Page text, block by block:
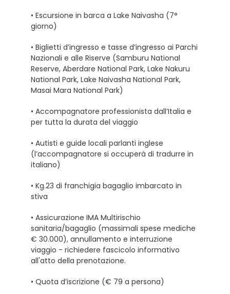
• Escursione in barca a Lake Naivasha (7°
giorno)
• Biglietti d’ingresso e tasse d’ingresso ai Parchi
Nazionali e alle Riserve (Samburu National
Reserve, Aberdare National Park, Lake Nakuru
National Park, Lake Naivasha National Park,
Masai Mara National Park)
• Accompagnatore professionista dall’Italia e
per tutta la durata del viaggio
• Autisti e guide locali parlanti inglese
(l’accompagnatore si occuperà di tradurre in
italiano)
• Kg.23 di franchigia bagaglio imbarcato in
stiva
• Assicurazione IMA Multirischio
sanitaria/bagaglio (massimali spese mediche
€ 30.000), annullamento e interruzione
viaggio - richiedere fascicolo informativo
all'atto della prenotazione.
• Quota d’iscrizione (€ 79 a persona)